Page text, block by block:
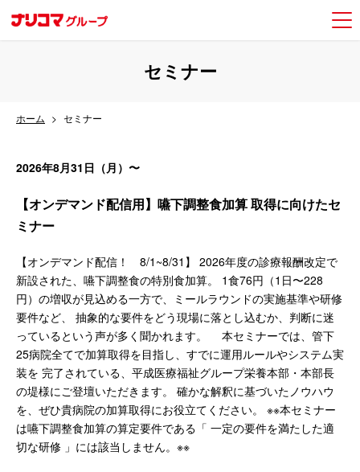
セミナー
ホーム セミナー
2026年8月31日（月）〜
【オンデマンド配信用】嚥下調整食加算 取得に向けたセ
ミナー
【オンデマンド配信！ 8/1~8/31】 2026年度の診療報酬改定で
新設された、嚥下調整食の特別食加算。 1食76円（1日〜228
円）の増収が見込める一方で、ミールラウンドの実施基準や研修
要件など、 抽象的な要件をどう現場に落とし込むか、判断に迷
っているという声が多く聞かれます。 本セミナーでは、管下
25病院全てで加算取得を目指し、すでに運用ルールやシステム実
装を 完了されている、平成医療福祉グループ栄養本部・本部長
の堤様にご登壇いただきます。 確かな解釈に基づいたノウハウ
を、ぜひ貴病院の加算取得にお役立てください。 ※※本セミナー
は嚥下調整食加算の算定要件である「 一定の要件を満たした適
切な研修 」には該当しません。※※